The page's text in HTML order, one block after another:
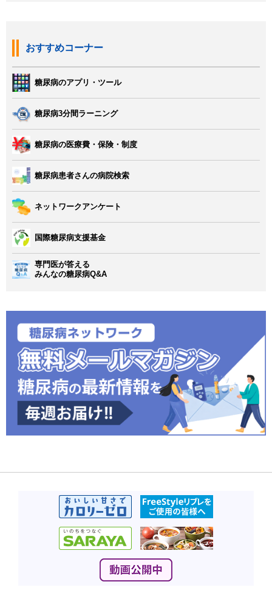
おすすめコーナー
糖尿病のアプリ・ツール
糖尿病3分間ラーニング
糖尿病の医療費・保険・制度
糖尿病患者さんの病院検索
ネットワークアンケート
国際糖尿病支援基金
専門医が答える
みんなの糖尿病Q&A